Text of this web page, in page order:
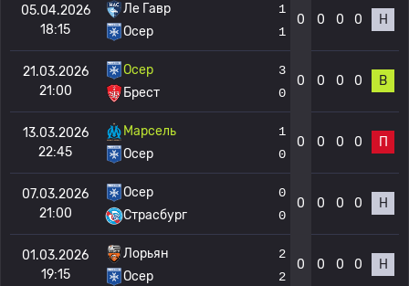
05.04.2026
18:15
Ле Гавр
Осер
1
1
0 0 0 0 Н
21.03.2026
21:00
Осер
Брест
3
0
0 0 0 0 В
13.03.2026
22:45
Марсель
Осер
1
0
0 0 0 0 П
07.03.2026
21:00
Осер
Страсбург
0
0
0 0 0 0 Н
01.03.2026
19:15
Лорьян
Осер
2
2
0 0 0 0 Н